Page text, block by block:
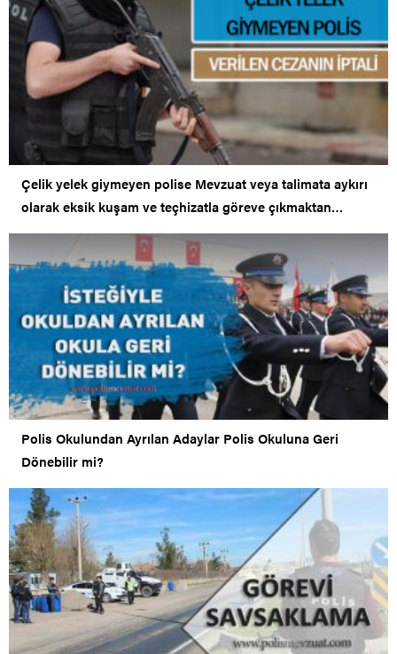
Çelik yelek giymeyen polise Mevzuat veya talimata aykırı
olarak eksik kuşam ve teçhizatla göreve çıkmaktan
verilen ceza
Polis Okulundan Ayrılan Adaylar Polis Okuluna Geri
Dönebilir mi?